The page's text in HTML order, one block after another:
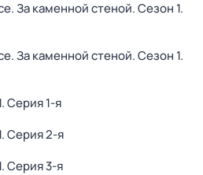
За каменной стеной. Сезон 1.
За каменной стеной. Сезон 1.
. Серия 1-я
. Серия 2-я
. Серия 3-я